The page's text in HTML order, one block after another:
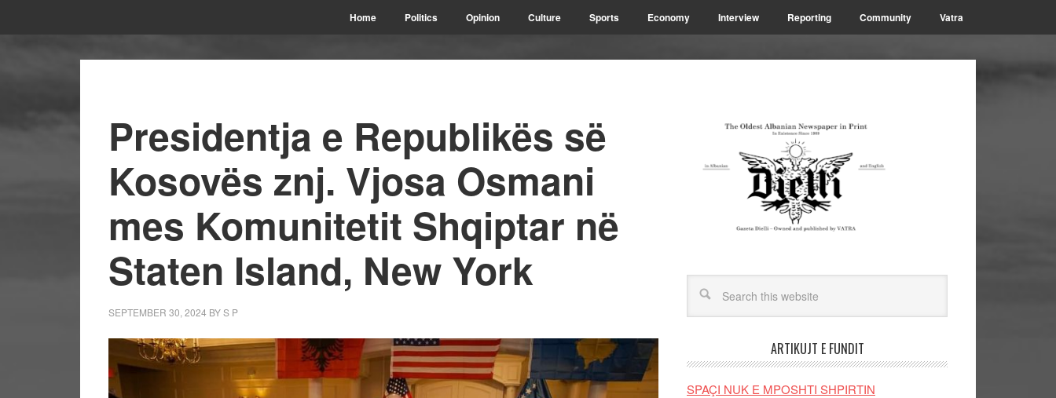
Home Politics Opinion Culture Sports Economy Interview Reporting Community Vatra
Presidentja e Republikës së
Kosovës znj. Vjosa Osmani
mes Komunitetit Shqiptar në
Staten Island, New York
SEPTEMBER 30, 2024 BYS P
ARTIKUJT E FUNDIT
SPAÇI NUK E MPOSHTI SHPIRTIN